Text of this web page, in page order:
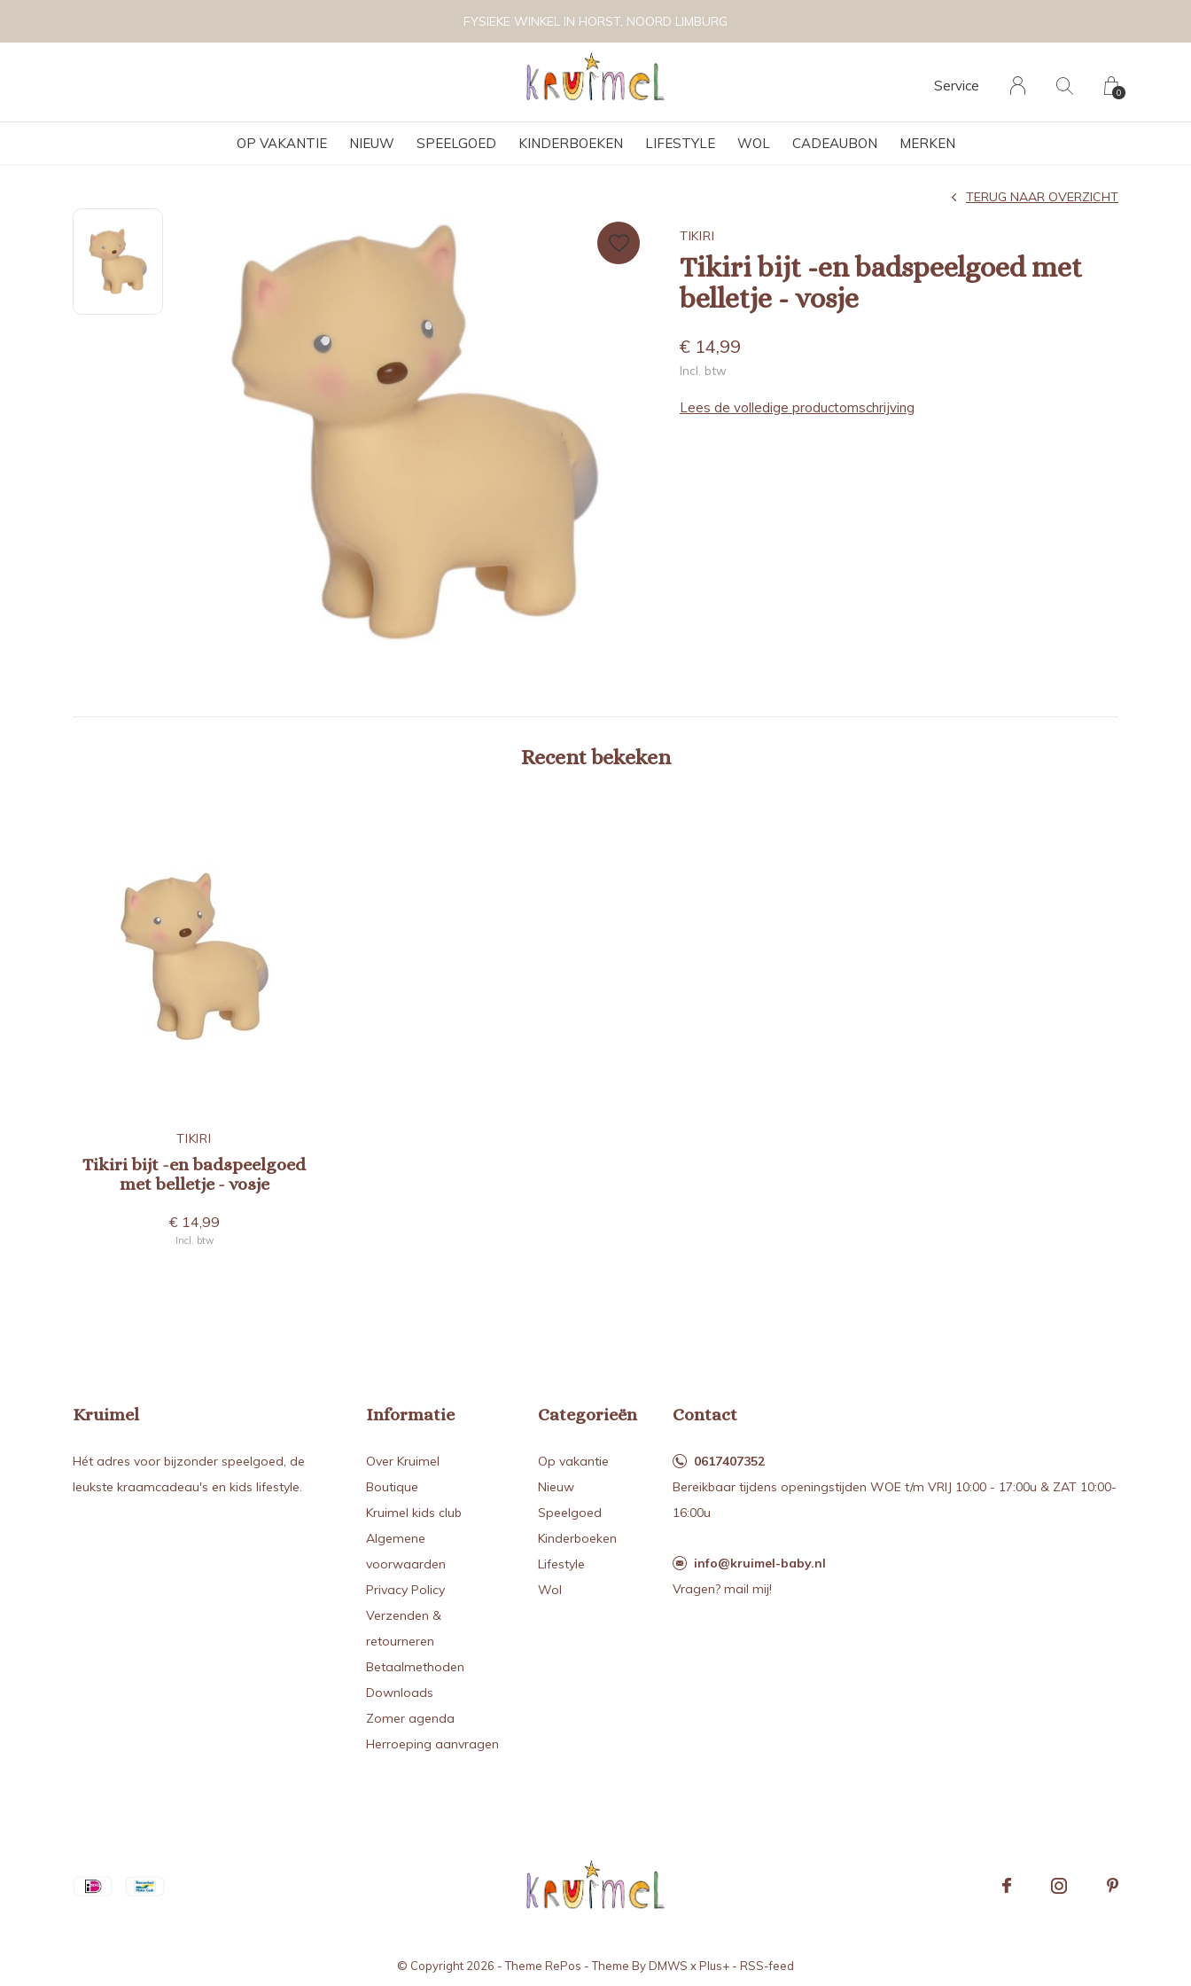
OP VAKANTIE NIEUW SPEELGOED KINDERBOEKEN LIFESTYLE WOL CADEAUBON MERKEN
Service 0
FYSIEKE WINKEL IN HORST, NOORD LIMBURG
TIKIRI
Tikiri bijt -en badspeelgoed met
belletje - vosje
TERUG NAAR OVERZICHT
€ 14,99
Incl. btw
Lees de volledige productomschrijving
Recent bekeken
TIKIRI
Tikiri bijt -en badspeelgoed
met belletje - vosje
€ 14,99
Incl. btw
Kruimel
Hét adres voor bijzonder speelgoed, de
leukste kraamcadeau's en kids lifestyle.
Informatie
Over Kruimel
Boutique
Kruimel kids club
Algemene
voorwaarden
Privacy Policy
Verzenden &
retourneren
Betaalmethoden
Downloads
Zomer agenda
Herroeping aanvragen
Categorieën
Op vakantie
Nieuw
Speelgoed
Kinderboeken
Lifestyle
Wol
Contact
0617407352
Bereikbaar tijdens openingstijden WOE t/m VRIJ 10:00 - 17:00u & ZAT 10:00-
16:00u
info@kruimel-baby.nl
Vragen? mail mij!
© Copyright 2026 - Theme RePos - Theme ByDMWS xPlus+ - RSS-feed